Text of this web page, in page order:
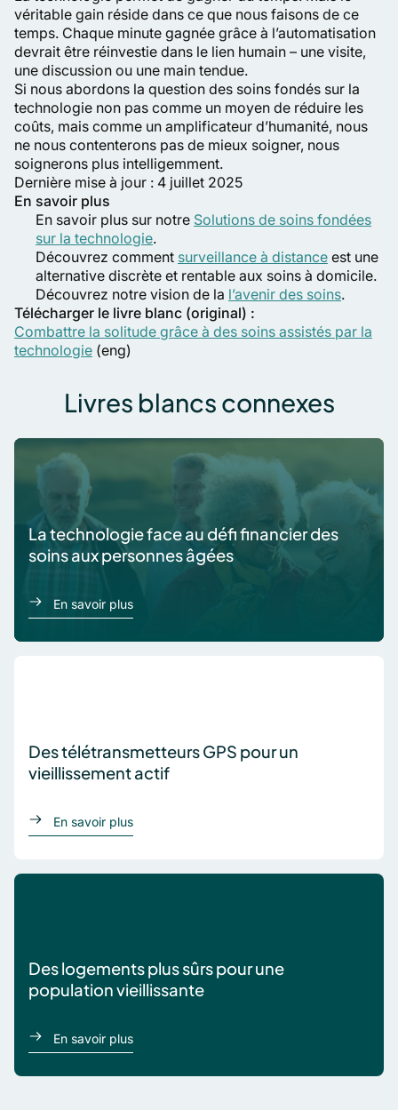
véritable gain réside dans ce que nous faisons de ce
temps. Chaque minute gagnée grâce à l’automatisation
devrait être réinvestie dans le lien humain – une visite,
une discussion ou une main tendue.
Si nous abordons la question des soins fondés sur la
technologie non pas comme un moyen de réduire les
coûts, mais comme un amplificateur d’humanité, nous
ne nous contenterons pas de mieux soigner, nous
soignerons plus intelligemment.
Dernière mise à jour : 4 juillet 2025
En savoir plus
En savoir plus sur notre Solutions de soins fondées
sur la technologie.
Découvrez comment surveillance à distance est une
alternative discrète et rentable aux soins à domicile.
Découvrez notre vision de la l’avenir des soins.
Télécharger le livre blanc (original) :
Combattre la solitude grâce à des soins assistés par la
technologie (eng)
Livres blancs connexes
La technologie face au défi financier des
soins aux personnes âgées
En savoir plusà propos de La technologie face au défi
Des télétransmetteurs GPS pour un
vieillissement actif
En savoir plusà propos de Des télétransmetteurs GPS
Des logements plus sûrs pour une
population vieillissante
En savoir plusà propos de Des logements plus sûrs pour